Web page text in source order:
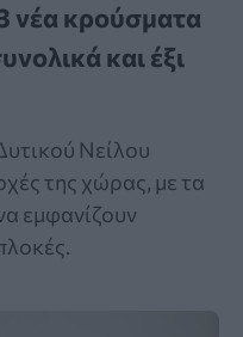
νέα κρούσματα
και έξι
Νείλου
της χώρας, με τα
εμφανίζουν